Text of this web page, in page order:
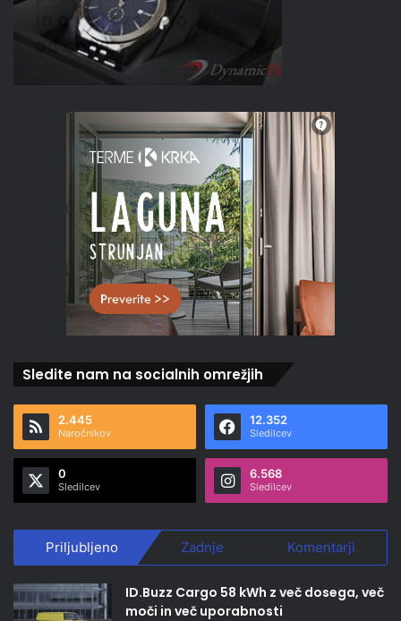
Sledite nam na socialnih omrežjih
2.445
Naročnikov
12.352
Sledilcev
0
Sledilcev
6.568
Sledilcev
Priljubljeno Zadnje Komentarji
ID.Buzz Cargo 58 kWh z več dosega, več
moči in več uporabnosti